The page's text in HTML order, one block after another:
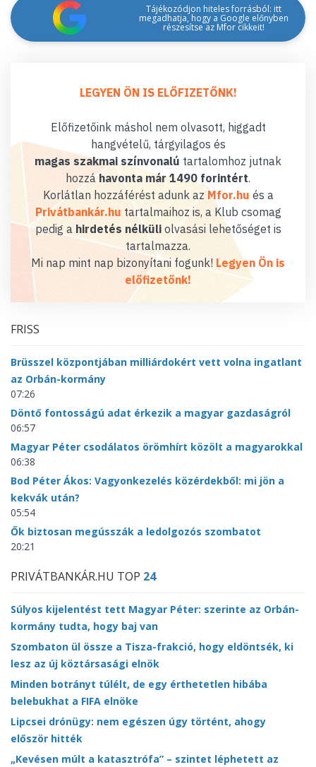
Tájékozódjon hiteles forrásból: itt
megadhatja, hogy a Google előnyben
részesítse az Mfor cikkeit!
LEGYEN ÖN IS ELŐFIZETŐNK!
Előfizetőink máshol nem olvasott, higgadt
hangvételű, tárgyilagos és
magas szakmai színvonalú tartalomhoz jutnak
hozzáhavonta már 1490 forintért.
Korlátlan hozzáférést adunk az Mfor.hu és a
Privátbankár.hu tartalmaihoz is, a Klub csomag
pedig a hirdetés nélküliolvasási lehetőséget is
tartalmazza.
Mi nap mint nap bizonyítani fogunk! Legyen Ön is
előfizetőnk!
FRISS
Brüsszel központjában milliárdokért vett volna ingatlant
az Orbán-kormány
07:26
Döntő fontosságú adat érkezik a magyar gazdaságról
06:57
Magyar Péter csodálatos örömhírt közölt a magyarokkal
06:38
Bod Péter Ákos: Vagyonkezelés közérdekből: mi jön a
kekvák után?
05:54
Ők biztosan megússzák a ledolgozós szombatot
20:21
PRIVÁTBANKÁR.HU TOP 24
Súlyos kijelentést tett Magyar Péter: szerinte az Orbán-
kormány tudta, hogy baj van
Szombaton ül össze a Tisza-frakció, hogy eldöntsék, ki
lesz az új köztársasági elnök
Minden botrányt túlélt, de egy érthetetlen hibába
belebukhat a FIFA elnöke
Lipcsei drónügy: nem egészen úgy történt, ahogy
először hitték
„Kevésen múlt a katasztrófa” – szintet léphetett az